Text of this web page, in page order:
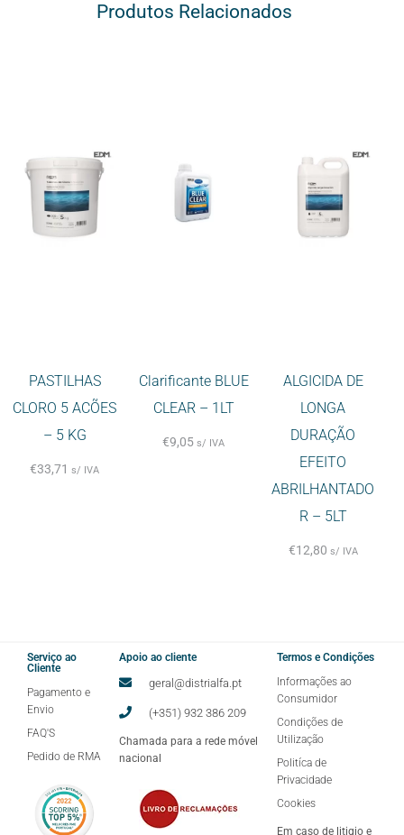
Produtos Relacionados
PASTILHAS
CLORO 5 ACÕES
– 5 KG
€33,71 s/ IVA
Clarificante BLUE
CLEAR – 1LT
€9,05 s/ IVA
ALGICIDA DE
LONGA
DURAÇÃO
EFEITO
ABRILHANTADO
R – 5LT
€12,80 s/ IVA
Serviço ao
Cliente
Pagamento e
Envio
FAQ'S
Pedido de RMA
Apoio ao cliente
geral@distrialfa.pt
(+351) 932 386 209
Chamada para a rede móvel
nacional
Termos e Condições
Informações ao
Consumidor
Condições de
Utilização
Politíca de
Privacidade
Cookies
Em caso de litigio e